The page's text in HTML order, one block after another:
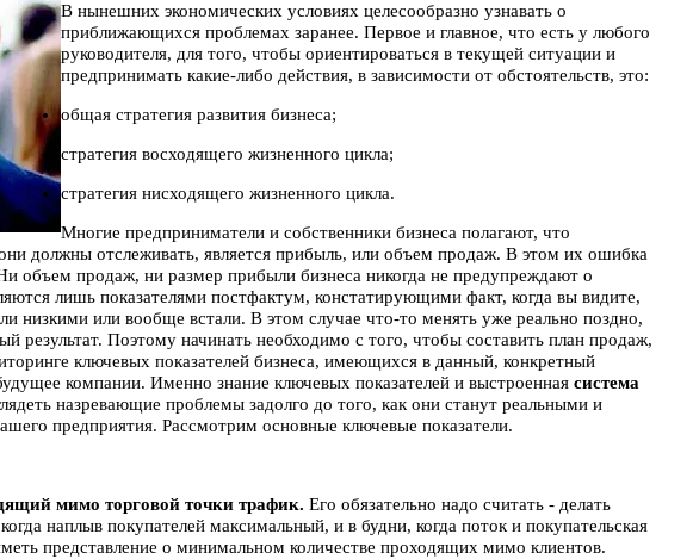
В нынешних экономических условиях целесообразно узнавать о
приближающихся проблемах заранее. Первое и главное, что есть у любого
руководителя, для того, чтобы ориентироваться в текущей ситуации и
предпринимать какие-либо действия, в зависимости от обстоятельств, это:
общая стратегия развития бизнеса;
стратегия восходящего жизненного цикла;
стратегия нисходящего жизненного цикла.
Многие предприниматели и собственники бизнеса полагают, что
должны отслеживать, является прибыль, или объем продаж. В этом их ошибка
объем продаж, ни размер прибыли бизнеса никогда не предупреждают о
лишь показателями постфактум, констатирующими факт, когда вы видите,
низкими или вообще встали. В этом случае что-то менять уже реально поздно,
результат. Поэтому начинать необходимо с того, чтобы составить план продаж,
ключевых показателей бизнеса, имеющихся в данный, конкретный
компании. Именно знание ключевых показателей и выстроенная система
назревающие проблемы задолго до того, как они станут реальными и
предприятия. Рассмотрим основные ключевые показатели.
мимо торговой точки трафик. Его обязательно надо считать - делать
наплыв покупателей максимальный, и в будни, когда поток и покупательская
представление о минимальном количестве проходящих мимо клиентов.